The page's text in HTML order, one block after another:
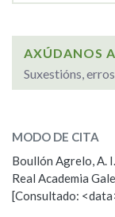
AXÚDANOS
Suxestións,
Gaifeiros
ESCOLLE
Observación
MODO DE CITA
Boullón Agrelo, A.
Real Academia
[Consultado: